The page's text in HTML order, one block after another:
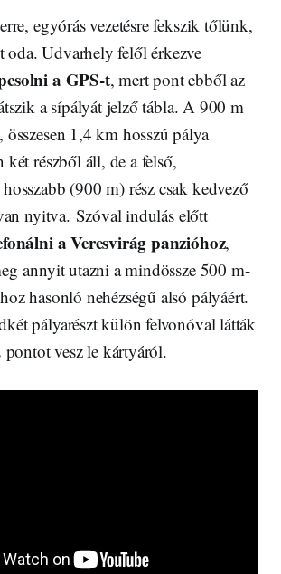
egyórás vezetésre fekszik tőlünk,
oda. Udvarhely felől érkezve
a GPS-t, mert pont ebből az
a sípályát jelző tábla. A 900 m
összesen 1,4 km hosszú pálya
részből áll, de a felső,
(900 m) rész csak kedvező
nyitva. Szóval indulás előtt
a Veresvirág panzióhoz,
annyit utazni a mindössze 500 m-
hasonló nehézségű alsó pályáért.
pályarészt külön felvonóval látták
pontot vesz le kártyáról.